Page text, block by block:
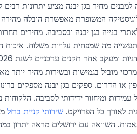
הברונזה למבנים מחיר בגן יבנה מציע יתרונות
המשופרת מאפשרת הובלה
בנייה בגן יבנה ובסביבה. מחירים
מה שמפחית עלויות משלוח. איכות
מוביל בגמישות ובשירות מהיר יותר
או הדרום. ספקים בגן יבנה מספקים
ומיחזור ידידותי לסביבה. הלקוחות
לאורך כל הפרויקט. שירותי קניית ברזל
השוואה עם ירושלים מראה יתרון